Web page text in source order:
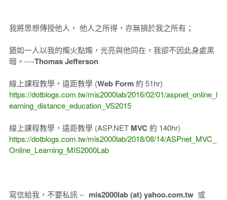
我將思想傳授他人， 他人之所得，亦無損於我之所有；
猶如一人以我的燭火點燭，光亮與他同在，我卻不因此身處黑
暗。----Thomas Jefferson
線上課程教學，遠距教學 (Web Form約 51hr)
https://dotblogs.com.tw/mis2000lab/2016/02/01/aspnet_online_l
earning_distance_education_VS2015
線上課程教學，遠距教學 (ASP.NET MVC 約 140hr)
https://dotblogs.com.tw/mis2000lab/2018/08/14/ASPnet_MVC_
Online_Learning_MIS2000Lab
寫信給我，不要私訊 -- mis2000lab (at) yahoo.com.tw或